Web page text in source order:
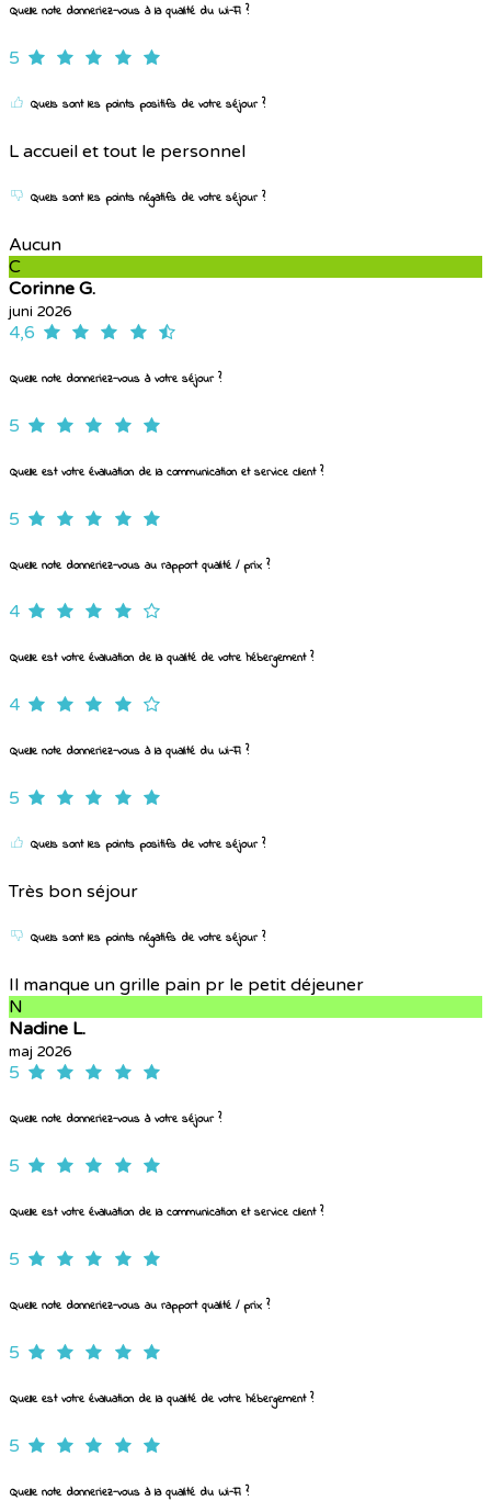
Quelle note donneriez-vous à la qualité du Wi-Fi ?
5
Quels sont les points positifs de votre séjour ?
L accueil et tout le personnel
Quels sont les points négatifs de votre séjour ?
Aucun
C
Corinne G.
juni 2026
4,6
Quelle note donneriez-vous à votre séjour ?
5
Quelle est votre évaluation de la communication et service client ?
5
Quelle note donneriez-vous au rapport qualité / prix ?
4
Quelle est votre évaluation de la qualité de votre hébergement ?
4
Quelle note donneriez-vous à la qualité du Wi-Fi ?
5
Quels sont les points positifs de votre séjour ?
Très bon séjour
Quels sont les points négatifs de votre séjour ?
Il manque un grille pain pr le petit déjeuner
N
Nadine L.
maj 2026
5
Quelle note donneriez-vous à votre séjour ?
5
Quelle est votre évaluation de la communication et service client ?
5
Quelle note donneriez-vous au rapport qualité / prix ?
5
Quelle est votre évaluation de la qualité de votre hébergement ?
5
Quelle note donneriez-vous à la qualité du Wi-Fi ?